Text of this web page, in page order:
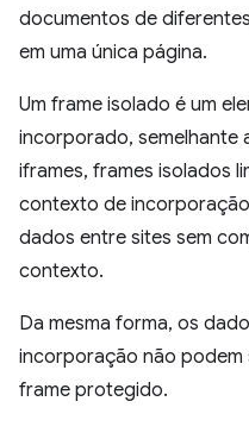
documentos de
em uma única página.
Um frame isolado é um
incorporado, semelhante
iframes, frames isolados
contexto de
dados entre sites sem
contexto.
Da mesma forma, os
incorporação não
frame protegido.